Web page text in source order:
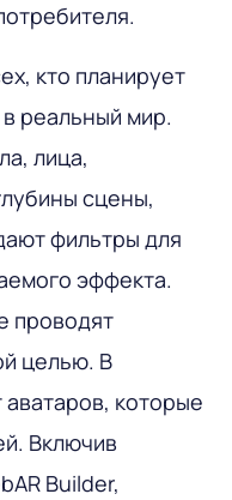
кто планирует
реальный мир.
лица,
сцены,
фильтры для
эффекта.
проводят
целью. В
которые
Включив
Builder,